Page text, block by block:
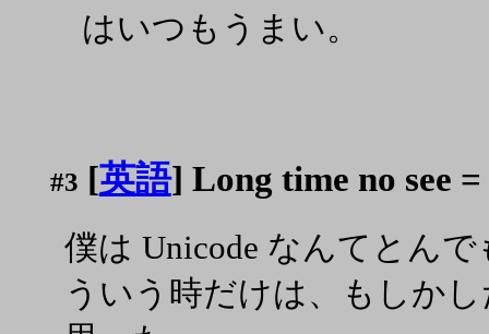
はいつもうまい。
#3 [英語] Long time no see
僕は Unicode なんてとん
ういう時だけは、もしか